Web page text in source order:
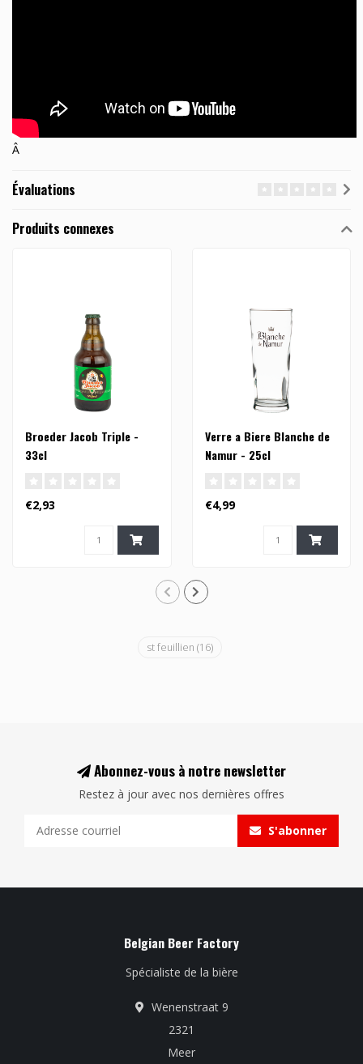
Â
Évaluations
Produits connexes
Broeder Jacob Triple -
33cl
€2,93
Verre a Biere Blanche de
Namur - 25cl
€4,99
st feuillien (16)
Abonnez-vous à notre newsletter
Restez à jour avec nos dernières offres
S'abonner
Belgian Beer Factory
Spécialiste de la bière
Wenenstraat 9
2321
Meer